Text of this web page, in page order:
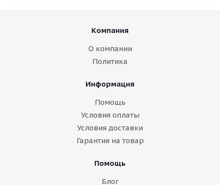
Компания
О компании
Политика
Информация
Помощь
Условия оплаты
Условия доставки
Гарантия на товар
Помощь
Блог